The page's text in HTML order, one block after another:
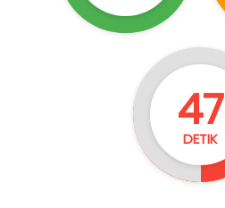
45
DETIK